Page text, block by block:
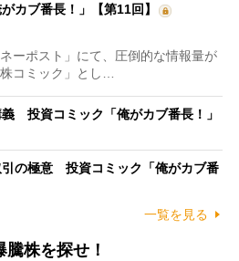
カブ番長！」【第11回】
ーポスト」にて、圧倒的な情報量が
コミック」とし…
投資コミック「俺がカブ番長！」
の極意 投資コミック「俺がカブ番
一覧を見る
株を探せ！